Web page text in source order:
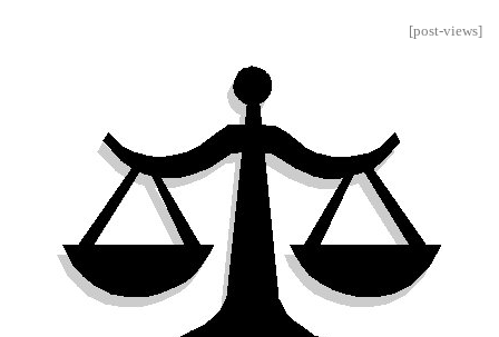
[post-views]